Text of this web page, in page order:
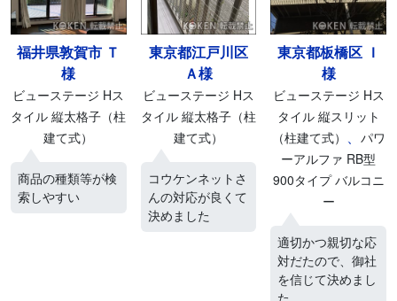
福井県敦賀市 Ｔ
様
ビューステージ Hス
タイル 縦太格子（柱
建て式）
商品の種類等が検
索しやすい
東京都江戸川区
Ａ様
ビューステージ Hス
タイル 縦太格子（柱
建て式）
コウケンネットさ
んの対応が良くて
決めました
東京都板橋区 Ｉ
様
ビューステージ Hス
タイル 縦スリット
（柱建て式） 、 パワ
ーアルファ RB型
900タイプ バルコニ
ー
適切かつ親切な応
対だたので、御社
を信じて決めまし
た